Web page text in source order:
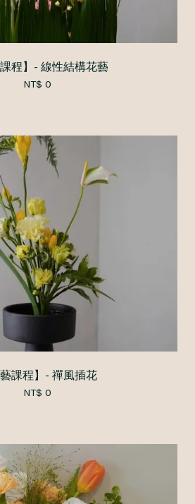
課程】- 線性結構花藝
NT$ 0
藝課程】- 禪風插花
NT$ 0